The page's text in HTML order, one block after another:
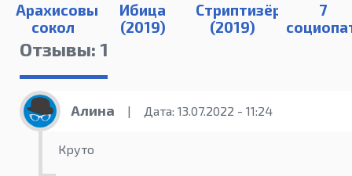
Арахисовый
сокол
(2019)
Ибица
(2019)
Стриптизёрши
(2019)
7
Отзывы: 1
Алина | Дата: 13.07.2022 - 11:24
Круто